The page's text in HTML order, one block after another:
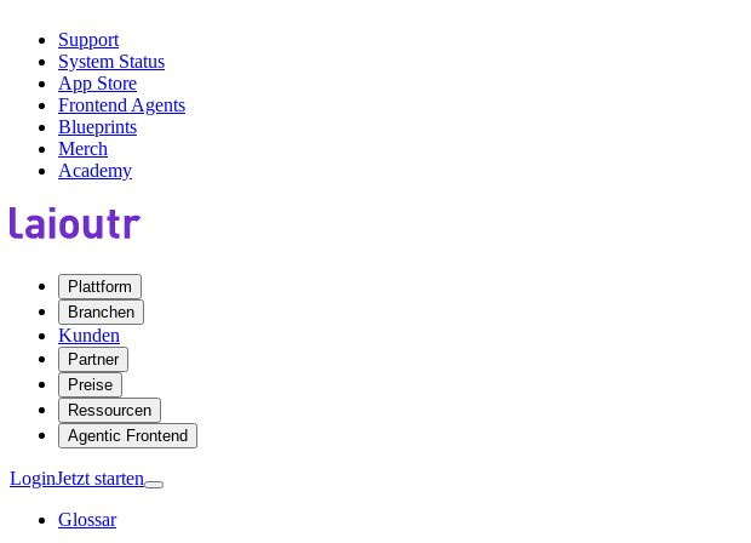
Support
System Status
App Store
Frontend Agents
Blueprints
Merch
Academy
Plattform
Branchen
Kunden
Partner
Preise
Ressourcen
Agentic Frontend
LoginJetzt starten
Glossar